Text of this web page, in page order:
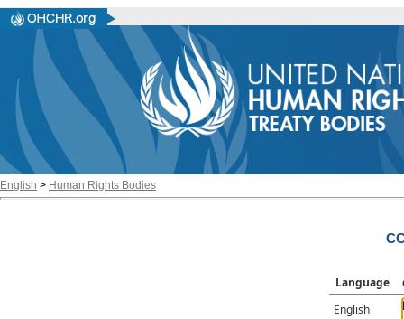
English > Human Rights Bodies
Language
English